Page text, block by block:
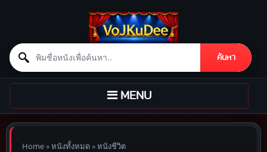
Search for:
ค้นหา
Skip to content
TOGGLE
NAVIGATION
MENU
Home»หนังทั้งหมด»หนังชีวิต